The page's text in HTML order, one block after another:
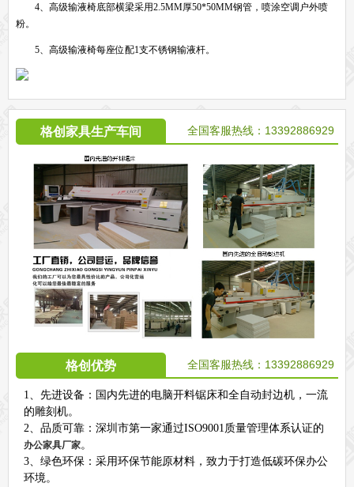
4、高级输液椅底部横梁采用2.5MM厚50*50MM钢管，喷涂空调户外喷
粉。
5、高级输液椅每座位配1支不锈钢输液杆。
格创家具生产车间 全国客服热线：13392886929
格创优势 全国客服热线：13392886929
1、先进设备：国内先进的电脑开料锯床和全自动封边机，一流
的雕刻机。
2、品质可靠：深圳市第一家通过ISO9001质量管理体系认证的
办公家具厂家。
3、绿色环保：采用环保节能原材料，致力于打造低碳环保办公
环境。